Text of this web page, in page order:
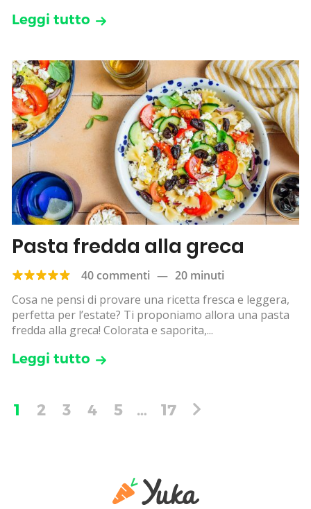
Leggi tutto
Pasta fredda alla greca
40 commenti — 20 minuti
Cosa ne pensi di provare una ricetta fresca e leggera,
perfetta per l’estate? Ti proponiamo allora una pasta
fredda alla greca! Colorata e saporita,...
Leggi tutto
1 2 3 4 5 … 17